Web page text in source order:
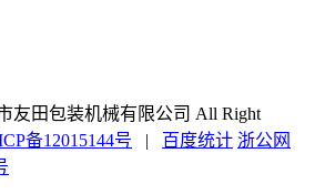
友田包装机械有限公司 All Right
备12015144号 | 百度统计 浙公网